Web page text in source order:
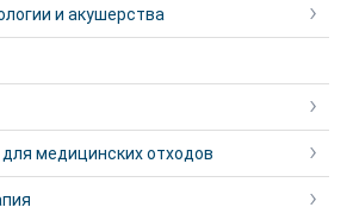
и акушерства
медицинских отходов